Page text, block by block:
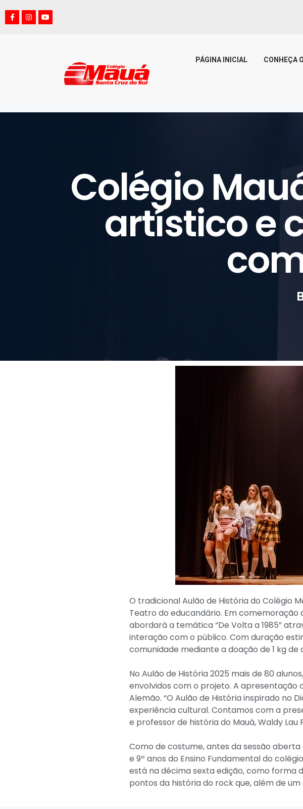
PÁGINA INICIAL CONHEÇA
Colégio
artístico e
O tradicional Aulão de História do Colégio
Teatro do educandário. Em comemoração
abordará a temática “De Volta a 1985”
interação com o público. Com duração
comunidade mediante a doação de 1 kg
No Aulão de História 2025 mais de 80
envolvidos com o projeto. A
Alemão. “O Aulão de História inspirado no
experiência cultural. Contamos com a
e professor de história do Mauá, Waldy Lau
Como de costume, antes da sessão aberta
e 9º anos do Ensino Fundamental do
está na décima sexta edição, como
pontos da história do rock que, além de